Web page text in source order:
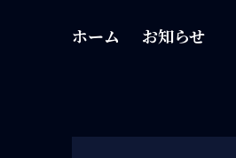
ホーム お知らせ